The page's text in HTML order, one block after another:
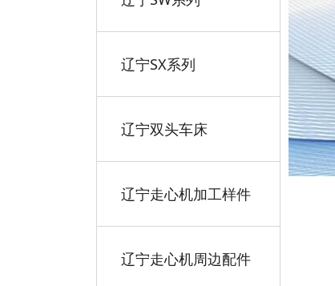
辽宁SX系列
辽宁双头车床
辽宁走心机加工样件
辽宁走心机周边配件